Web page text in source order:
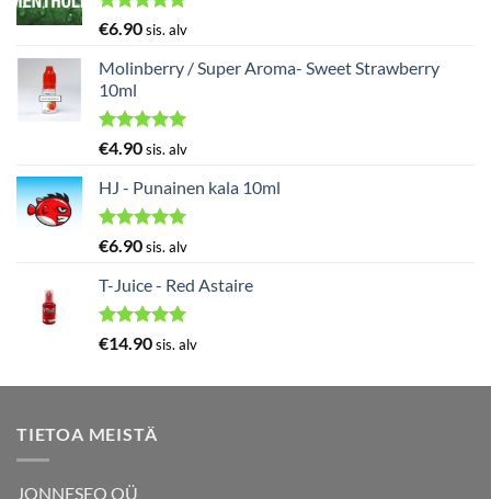
Arvostelu
5.00/ 5
€6.90sis. alv
Molinberry / Super Aroma- Sweet Strawberry
10ml
Arvostelu
5.00
/ 5
€4.90sis. alv
HJ - Punainen kala 10ml
Arvostelu
5.00
/ 5
€6.90sis. alv
T-Juice - Red Astaire
Arvostelu
€14.90sis. alv
TIETOA MEISTÄ
JONNESEO OÜ